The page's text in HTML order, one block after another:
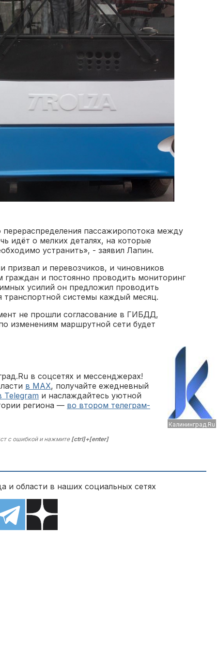
перераспределения пассажиропотока между
идёт о мелких деталях, на которые
устранить», - заявил Лапин.
призвал и перевозчиков, и чиновников
граждан и постоянно проводить мониторинг
усилий он предложил проводить
транспортной системы каждый месяц.
не прошли согласование в ГИБДД,
изменениям маршрутной сети будет
Калининград.Ru
в соцсетях и мессенджерах!
в MAX, получайте ежедневный
Telegram и наслаждайтесь уютной
региона — во втором телеграм-
с ошибкой и нажмите [ctrl]+[enter]
и области в наших социальных сетях